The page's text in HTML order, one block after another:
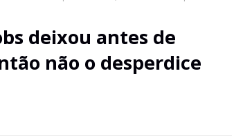
deixou antes de
não o desperdice